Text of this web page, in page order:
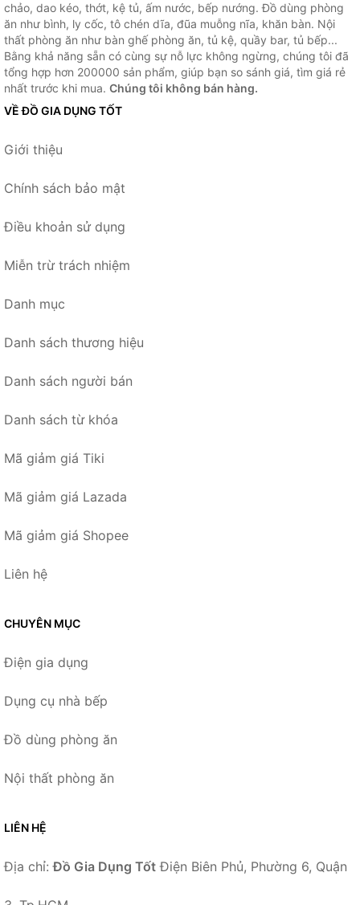
chảo, dao kéo, thớt, kệ tủ, ấm nước, bếp nướng. Đồ dùng phòng
ăn như bình, ly cốc, tô chén dĩa, đũa muỗng nĩa, khăn bàn. Nội
thất phòng ăn như bàn ghế phòng ăn, tủ kệ, quầy bar, tủ bếp...
Bằng khả năng sẵn có cùng sự nỗ lực không ngừng, chúng tôi đã
tổng hợp hơn 200000 sản phẩm, giúp bạn so sánh giá, tìm giá rẻ
nhất trước khi mua. Chúng tôi không bán hàng.
VỀ ĐỒ GIA DỤNG TỐT
Giới thiệu
Chính sách bảo mật
Điều khoản sử dụng
Miễn trừ trách nhiệm
Danh mục
Danh sách thương hiệu
Danh sách người bán
Danh sách từ khóa
Mã giảm giá Tiki
Mã giảm giá Lazada
Mã giảm giá Shopee
Liên hệ
CHUYÊN MỤC
Điện gia dụng
Dụng cụ nhà bếp
Đồ dùng phòng ăn
Nội thất phòng ăn
LIÊN HỆ
Địa chỉ:Đồ Gia Dụng Tốt Điện Biên Phủ, Phường 6, Quận